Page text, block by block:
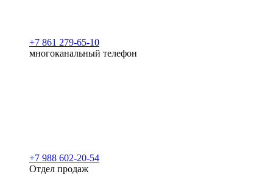
+7 861 279-65-10
многоканальный телефон
+7 988 602-20-54
Отдел продаж